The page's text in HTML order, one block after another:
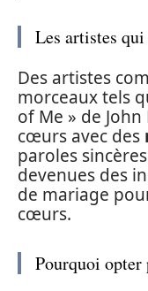
Les artistes
Des artistes
morceaux tels
of Me » de
cœurs avec des
paroles
devenues des
de mariage
cœurs.
Pourquoi opter